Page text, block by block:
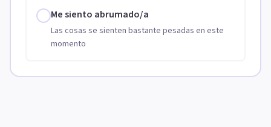
Me siento abrumado/a
Las cosas se sienten bastante pesadas en este
momento